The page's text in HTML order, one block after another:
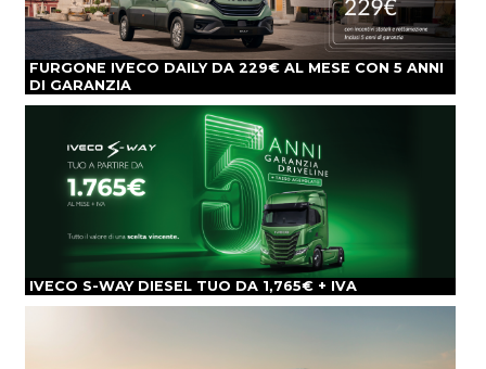
FURGONE IVECO DAILY DA 229€ AL MESE CON 5 ANNI
DI GARANZIA
IVECO S-WAY DIESEL TUO DA 1,765€ + IVA